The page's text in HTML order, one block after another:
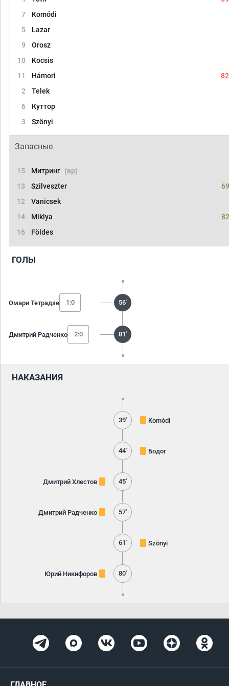
7
Komódi
5
Lazar
9
Orosz
10
Kocsis
11
Hámori
2
Telek
6
Куттор
3
Szönyi
Запасные
15 Митринг (вр)
13
Szilveszter
12
Vanicsek
14
Miklya
16
Földes
ГОЛЫ
Омари Тетрадзе 1:0 56'
Дмитрий Радченко 2:0 81'
НАКАЗАНИЯ
39' Komódi
44' Бодог
Дмитрий Хлестов 45'
Дмитрий Радченко 57'
61' Szönyi
Юрий Никифоров 80'